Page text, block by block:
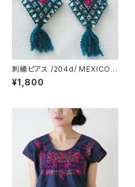
刺繍ピアス /204d/ MEXICO
メキシコ
¥1,800